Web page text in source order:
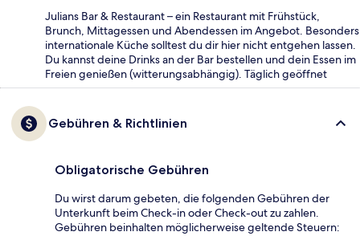
Julians Bar & Restaurant – ein Restaurant mit Frühstück,
Brunch, Mittagessen und Abendessen im Angebot. Besonders
internationale Küche solltest du dir hier nicht entgehen lassen.
Du kannst deine Drinks an der Bar bestellen und dein Essen im
Freien genießen (witterungsabhängig). Täglich geöffnet
Gebühren & Richtlinien
Obligatorische Gebühren
Du wirst darum gebeten, die folgenden Gebühren der
Unterkunft beim Check-in oder Check-out zu zahlen.
Gebühren beinhalten möglicherweise geltende Steuern: